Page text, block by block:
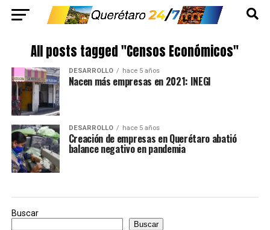
All posts tagged "Censos Económicos"
DESARROLLO hace 5 años
Nacen más empresas en 2021: INEGI
DESARROLLO hace 5 años
Creación de empresas en Querétaro abatió
balance negativo en pandemia
Buscar
Buscar